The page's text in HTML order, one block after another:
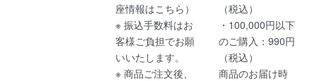
座情報はこちら ）
※ 振込手数料はお
客様ご負担でお願
いいたします。
※ 商品ご注文後、
（税込）
・100,000円以下
のご購入：990円
（税込）
商品のお届け時